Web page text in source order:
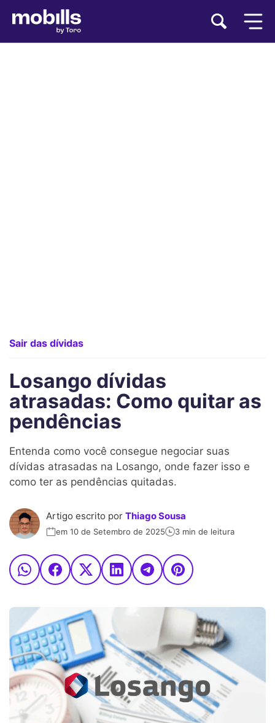
Sair das dívidas
Losango dívidas
atrasadas: Como quitar as
pendências
Entenda como você consegue negociar suas
dívidas atrasadas na Losango, onde fazer isso e
como ter as pendências quitadas.
Artigo escrito por Thiago Sousa
em 10 de Setembro de 2025 3 min de leitura